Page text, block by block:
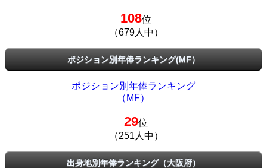
108位
（679人中）
ポジション別年俸ランキング(MF）
ポジション別年俸ランキング
（MF）
29位
（251人中）
出身地別年俸ランキング（大阪府）